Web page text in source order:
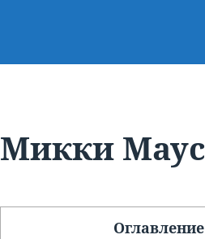
Микки Маус
Оглавление